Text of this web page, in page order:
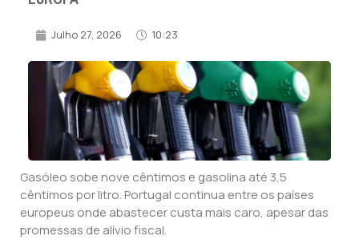
Julho 27, 2026 10:23
Gasóleo sobe nove cêntimos e gasolina até 3,5
cêntimos por litro. Portugal continua entre os países
europeus onde abastecer custa mais caro, apesar das
promessas de alívio fiscal.